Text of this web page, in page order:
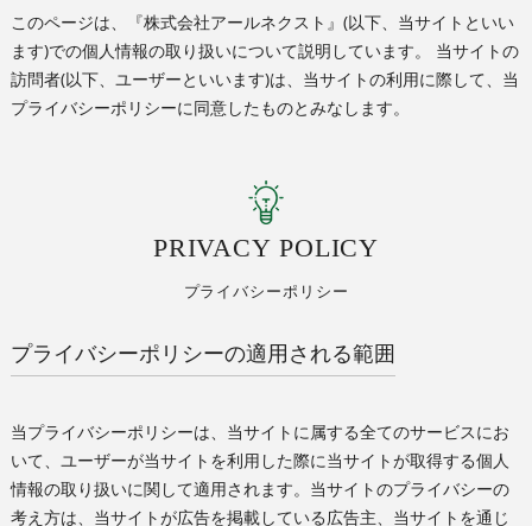
このページは、『株式会社アールネクスト』(以下、当サイトといい
ます)での個人情報の取り扱いについて説明しています。 当サイトの
訪問者(以下、ユーザーといいます)は、当サイトの利用に際して、当
プライバシーポリシーに同意したものとみなします。
プライバシーポリシー
PRIVACY POLICY
プライバシーポリシーの適用される範囲
当プライバシーポリシーは、当サイトに属する全てのサービスにお
いて、ユーザーが当サイトを利用した際に当サイトが取得する個人
情報の取り扱いに関して適用されます。当サイトのプライバシーの
考え方は、当サイトが広告を掲載している広告主、当サイトを通じ